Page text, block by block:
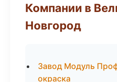
Компании в
Новгород
Завод Модуль
окраска